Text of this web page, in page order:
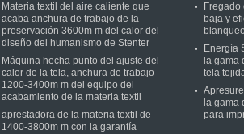
Materia textil del aire caliente que
acaba anchura de trabajo de la
preservación 3600m m del calor del
diseño del humanismo de Stenter
Máquina hecha punto del ajuste del
calor de la tela, anchura de trabajo
1200-3400m m del equipo del
acabamiento de la materia textil
aprestadora de la materia textil de
1400-3800m m con la garantía
Fregado
baja y
Energía
la gama
tela
la gama
para